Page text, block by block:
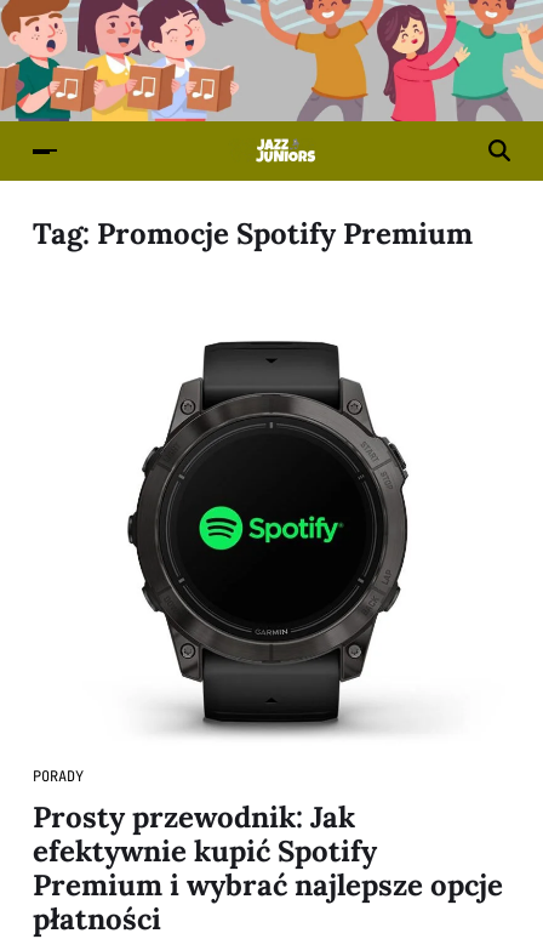
Tag: Promocje Spotify Premium
PORADY
Prosty przewodnik: Jak
efektywnie kupić Spotify
Premium i wybrać najlepsze opcje
płatności